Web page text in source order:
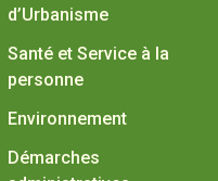
d’Urbanisme
Santé et Service à la
personne
Environnement
Démarches